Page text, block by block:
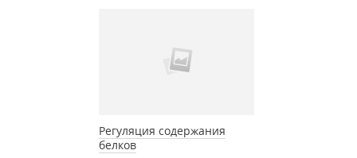
Регуляция содержания
белков